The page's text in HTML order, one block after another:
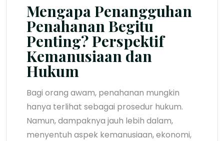
Mengapa Penangguhan
Penahanan Begitu
Penting? Perspektif
Kemanusiaan dan
Hukum
Bagi orang awam, penahanan mungkin
hanya terlihat sebagai prosedur hukum.
Namun, dampaknya jauh lebih dalam,
menyentuh aspek kemanusiaan, ekonomi,